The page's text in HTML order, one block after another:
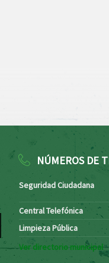
NÚMEROS DE
Seguridad Ciudadana
Central Telefónica
Limpieza Pública
Ver directorio municipal